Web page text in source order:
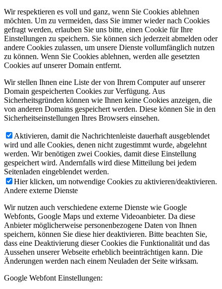
Wir respektieren es voll und ganz, wenn Sie Cookies ablehnen
möchten. Um zu vermeiden, dass Sie immer wieder nach Cookies
gefragt werden, erlauben Sie uns bitte, einen Cookie für Ihre
Einstellungen zu speichern. Sie können sich jederzeit abmelden oder
andere Cookies zulassen, um unsere Dienste vollumfänglich nutzen
zu können. Wenn Sie Cookies ablehnen, werden alle gesetzten
Cookies auf unserer Domain entfernt.
Wir stellen Ihnen eine Liste der von Ihrem Computer auf unserer
Domain gespeicherten Cookies zur Verfügung. Aus
Sicherheitsgründen können wie Ihnen keine Cookies anzeigen, die
von anderen Domains gespeichert werden. Diese können Sie in den
Sicherheitseinstellungen Ihres Browsers einsehen.
Aktivieren, damit die Nachrichtenleiste dauerhaft ausgeblendet
wird und alle Cookies, denen nicht zugestimmt wurde, abgelehnt
werden. Wir benötigen zwei Cookies, damit diese Einstellung
gespeichert wird. Andernfalls wird diese Mitteilung bei jedem
Seitenladen eingeblendet werden.
Hier klicken, um notwendige Cookies zu aktivieren/deaktivieren.
Andere externe Dienste
Wir nutzen auch verschiedene externe Dienste wie Google
Webfonts, Google Maps und externe Videoanbieter. Da diese
Anbieter möglicherweise personenbezogene Daten von Ihnen
speichern, können Sie diese hier deaktivieren. Bitte beachten Sie,
dass eine Deaktivierung dieser Cookies die Funktionalität und das
Aussehen unserer Webseite erheblich beeinträchtigen kann. Die
Änderungen werden nach einem Neuladen der Seite wirksam.
Google Webfont Einstellungen: